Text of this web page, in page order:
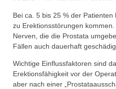
Bei ca. 5 bis 25 % der
zu Erektionsstörungen
Nerven, die die Prostata
Fällen auch dauerhaft
Wichtige Einflussfaktoren sind
Erektionsfähigkeit vor der
aber nach einer